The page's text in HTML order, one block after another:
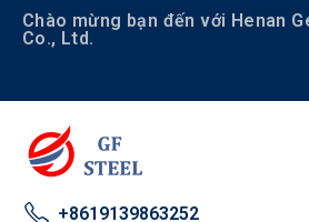
Chào mừng bạn đến với Henan
Co., Ltd.
+8619139863252